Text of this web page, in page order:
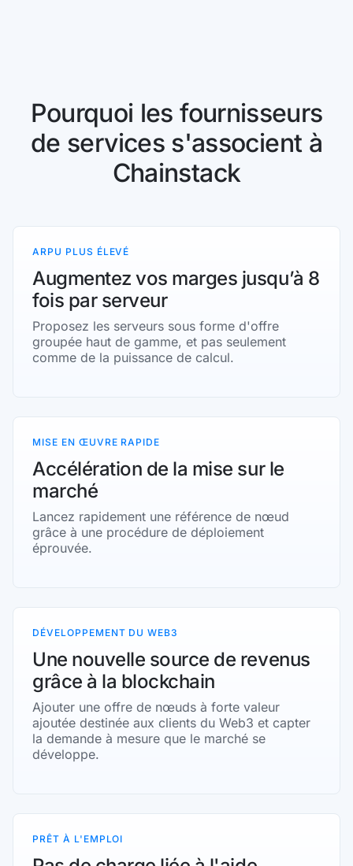
Pourquoi les fournisseurs
de services s'associent à
Chainstack
ARPU PLUS ÉLEVÉ
Augmentez vos marges jusqu’à 8
fois par serveur
Proposez les serveurs sous forme d'offre
groupée haut de gamme, et pas seulement
comme de la puissance de calcul.
MISE EN ŒUVRE RAPIDE
Accélération de la mise sur le
marché
Lancez rapidement une référence de nœud
grâce à une procédure de déploiement
éprouvée.
DÉVELOPPEMENT DU WEB3
Une nouvelle source de revenus
grâce à la blockchain
Ajouter une offre de nœuds à forte valeur
ajoutée destinée aux clients du Web3 et capter
la demande à mesure que le marché se
développe.
PRÊT À L'EMPLOI